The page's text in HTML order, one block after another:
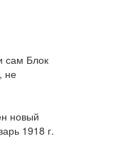
сам Блок
не
новый
1918 г.